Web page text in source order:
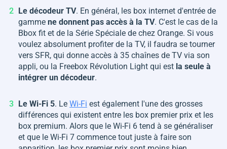
Le décodeur TV. En général, les box internet d'entrée de
gamme ne donnent pas accès à la TV. C'est le cas de la
Bbox fit et de la Série Spéciale de chez Orange. Si vous
voulez absolument profiter de la TV, il faudra se tourner
vers SFR, qui donne accès à 35 chaînes de TV via son
appli, ou la Freebox Révolution Light qui est la seule à
intégrer un décodeur.
Le Wi-Fi 5. Le Wi-Fi est également l'une des grosses
différences qui existent entre les box premier prix et les
box premium. Alors que le Wi-Fi 6 tend à se généraliser
et que le Wi-Fi 7 commence tout juste à faire son